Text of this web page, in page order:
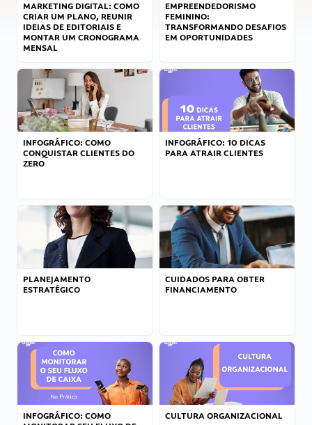
MARKETING DIGITAL: COMO
CRIAR UM PLANO, REUNIR
IDEIAS DE EDITORIAIS E
MONTAR UM CRONOGRAMA
MENSAL
EMPREENDEDORISMO
FEMININO:
TRANSFORMANDO DESAFIOS
EM OPORTUNIDADES
INFOGRÁFICO: COMO
CONQUISTAR CLIENTES DO
ZERO
INFOGRÁFICO: 10 DICAS
PARA ATRAIR CLIENTES
PLANEJAMENTO
ESTRATÉGICO
CUIDADOS PARA OBTER
FINANCIAMENTO
INFOGRÁFICO: COMO
CULTURA ORGANIZACIONAL